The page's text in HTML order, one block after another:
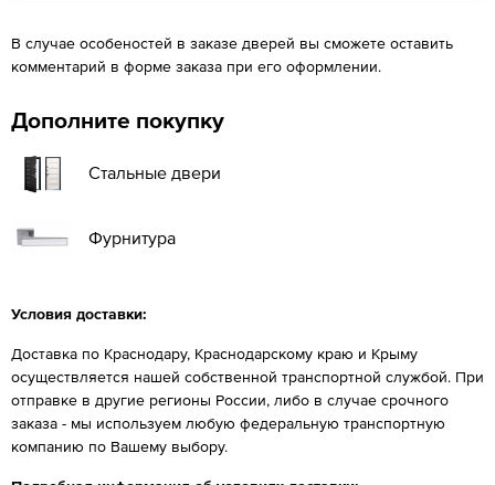
В случае особеностей в заказе дверей вы сможете оставить
комментарий в форме заказа при его оформлении.
Дополните покупку
Стальные двери
Фурнитура
Условия доставки:
Доставка по Краснодару, Краснодарскому краю и Крыму
осуществляется нашей собственной транспортной службой. При
отправке в другие регионы России, либо в случае срочного
заказа - мы используем любую федеральную транспортную
компанию по Вашему выбору.